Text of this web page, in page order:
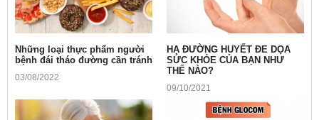
Những loại thực phẩm người
bệnh đái tháo đường cần tránh
03/08/2022
HẠ ĐƯỜNG HUYẾT ĐE DỌA
SỨC KHỎE CỦA BẠN NHƯ
THẾ NÀO?
09/10/2021